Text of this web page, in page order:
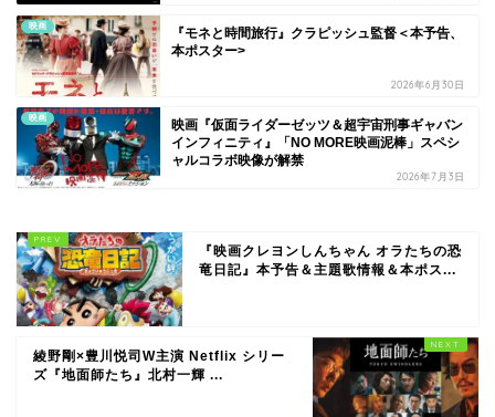
映画
『モネと時間旅行』クラピッシュ監督＜本予告、
本ポスター>
2026年6月30日
映画
映画『仮面ライダーゼッツ＆超宇宙刑事ギャバン
インフィニティ』「NO MORE映画泥棒」スペシ
ャルコラボ映像が解禁
2026年7月3日
『映画クレヨンしんちゃん オラたちの恐
竜日記』本予告＆主題歌情報＆本ポス...
綾野剛×豊川悦司W主演 Netflix シリー
ズ『地面師たち』北村一輝 ...